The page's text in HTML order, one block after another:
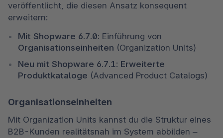
veröffentlicht, die diesen Ansatz konsequent
erweitern:
Mit Shopware 6.7.0
Organisationseinheiten (Organization Units)
Neu mit Shopware 6.7.1: Erweiterte
Produktkataloge (Advanced Product Catalogs)
Organisationseinheiten
Mit Organization Units kannst du die Struktur eines
B2B-Kunden realitätsnah im System abbilden –